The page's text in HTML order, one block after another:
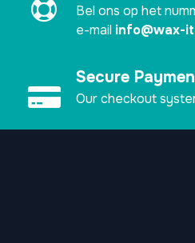
Bel ons op het
e-mail info@wax-
Secure
Our checkout